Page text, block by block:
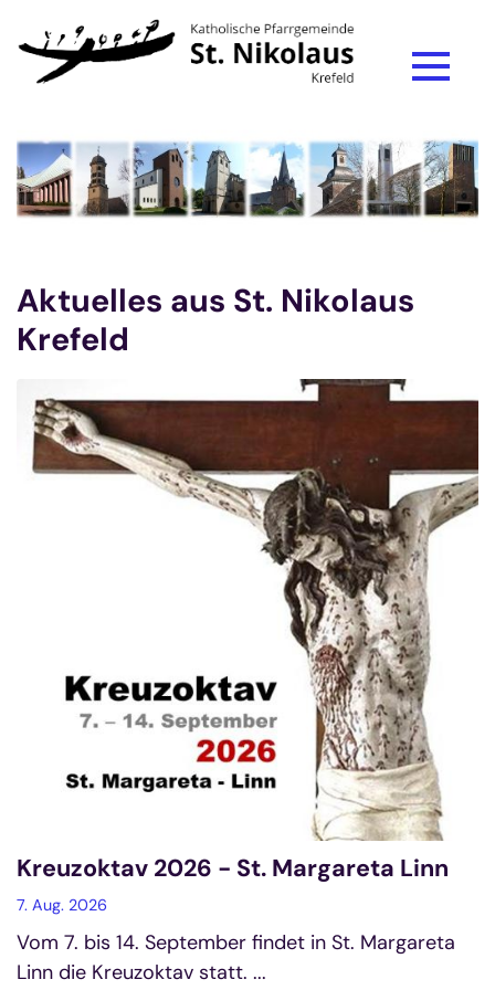
Zum Inhalt springen
Aktuelles aus St. Nikolaus
Krefeld
Kreuzoktav 2026 - St. Margareta Linn
7. Aug. 2026
Vom 7. bis 14. September findet in St. Margareta
Linn die Kreuzoktav statt. ...